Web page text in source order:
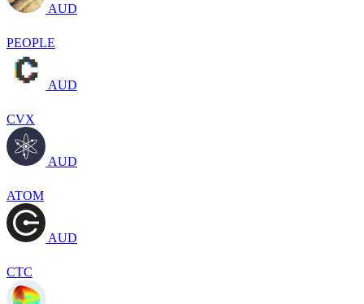
AUD
PEOPLE
AUD
CVX
AUD
ATOM
AUD
CTC